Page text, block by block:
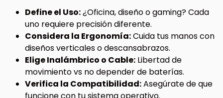
Define el Uso:¿Oficina, diseño o gaming? Cada
uno requiere precisión diferente.
Considera la Ergonomía:Cuida tus manos con
diseños verticales o descansabrazos.
Elige Inalámbrico o Cable: Libertad de
movimiento vs no depender de baterías.
Verifica la Compatibilidad:Asegúrate de que